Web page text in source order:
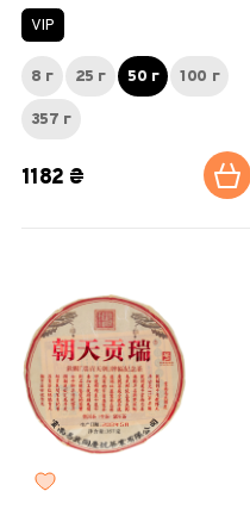
VIP
8 г 25 г 50 г 100 г
357 г
1182 ₴